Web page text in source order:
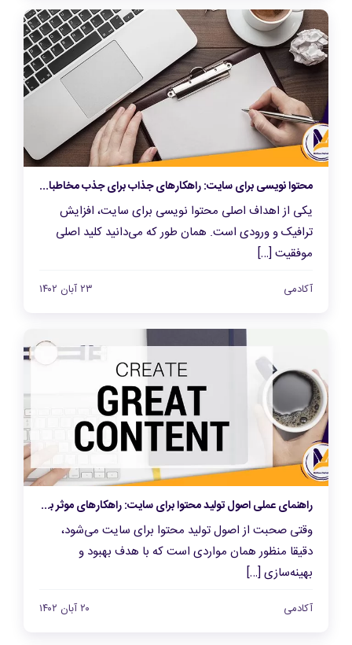
محتوا نویسی برای سایت: راهکارهای جذاب برای جذب مخاطبان و افزایش ترافیک
یکی از اهداف اصلی محتوا نویسی برای سایت، افزایش
ترافیک و ورودی است. همان طور که می‌دانید کلید اصلی
موفقیت […]
آکادمی ۲۳ آبان ۱۴۰۲
راهنمای عملی اصول تولید محتوا برای سایت: راهکارهای موثر برای جذب مخاطبان
وقتی صحبت از اصول تولید محتوا برای سایت می‌شود،
دقیقا منظور همان مواردی است که با هدف بهبود و
بهینه‌سازی […]
آکادمی ۲۰ آبان ۱۴۰۲